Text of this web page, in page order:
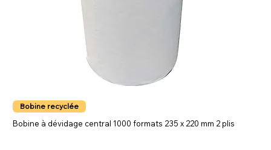
Bobine recyclée
Bobine à dévidage central 1000 formats 235 x 220 mm 2 plis